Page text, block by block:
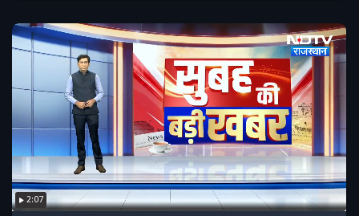
2:07